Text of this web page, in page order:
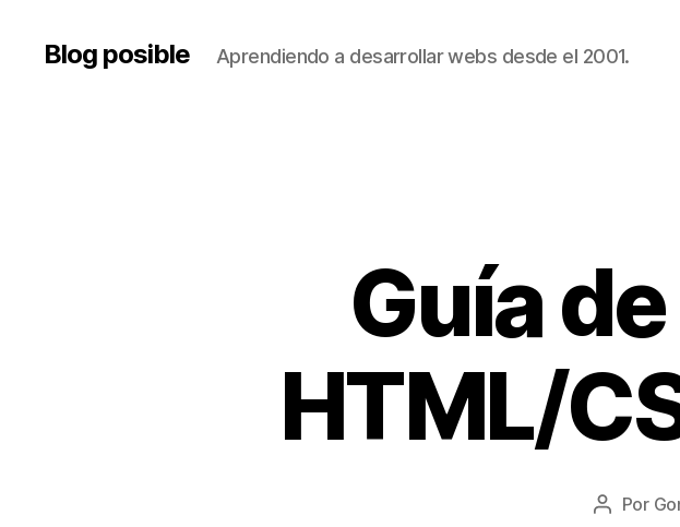
Blog posible Aprendiendo a desarrollar webs desde el 2001.
Guía
HTML/
Autor
Por